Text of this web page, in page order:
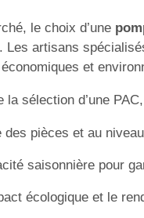
le choix d’une
Les artisans
et
sélection d’une
pièces et au niveau
saisonnière pour
écologique et le